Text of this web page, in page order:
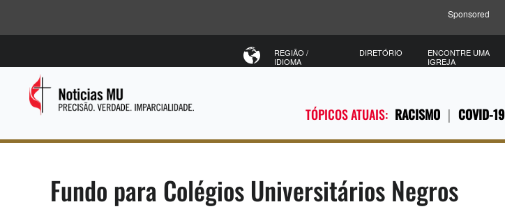
Sponsored
TÓPICOS ATUAIS: RACISMO COVID-19
REGIÃO /
IDIOMA
DIRETÓRIO
ENCONTRE UMA
IGREJA
Fundo para Colégios Universitários Negros